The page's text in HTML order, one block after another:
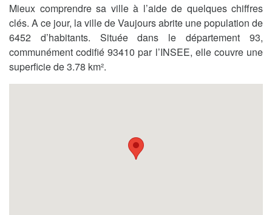
Mieux comprendre sa ville à l’aide de quelques chiffres
clés. A ce jour, la ville de Vaujours abrite une population de
6452 d’habitants. Située dans le département 93,
communément codifié 93410 par l’INSEE, elle couvre une
superficie de 3.78 km².